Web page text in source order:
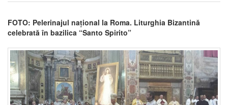
FOTO: Pelerinajul național la Roma. Liturghia Bizantină
celebrată în bazilica “Santo Spirito”